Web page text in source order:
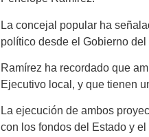
La concejal popular ha
político desde el Gobierno del
Ramírez ha recordado que
Ejecutivo local, y que tienen
La ejecución de ambos
con los fondos del Estado y